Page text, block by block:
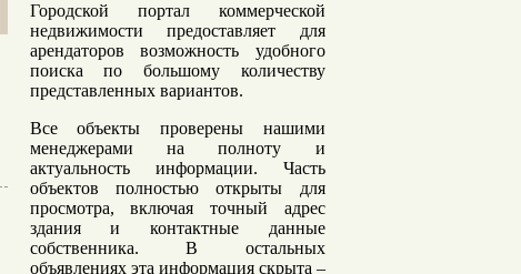
Городской портал коммерческой
недвижимости предоставляет для
арендаторов возможность удобного
поиска по большому количеству
представленных вариантов.
Все объекты проверены нашими
менеджерами на полноту и
актуальность информации. Часть
объектов полностью открыты для
просмотра, включая точный адрес
здания и контактные данные
собственника. В остальных
объявлениях эта информация скрыта –